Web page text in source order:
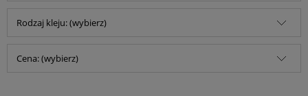
Rodzaj kleju: (wybierz)
Cena: (wybierz)